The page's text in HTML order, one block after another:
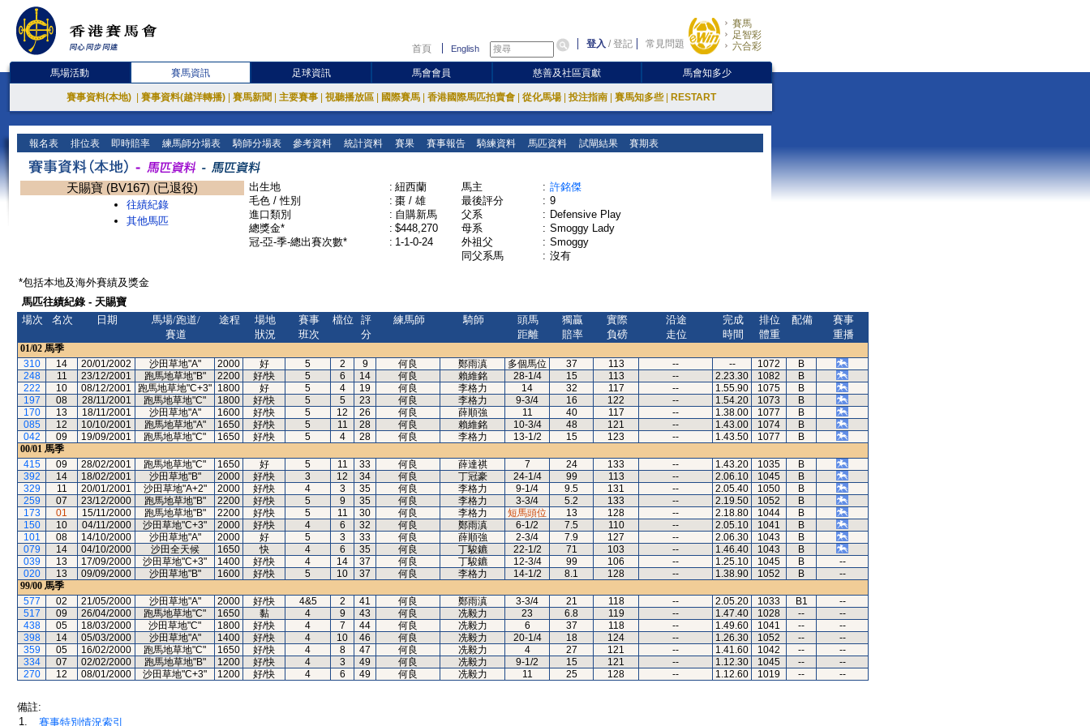
首頁 English 登入 /登記 常見問題
賽馬
足智彩
六合彩
馬場活動 賽馬資訊 足球資訊 馬會會員 慈善及社區貢獻 馬會知多少
賽事資料(本地) 賽事資料(越洋轉播) 賽馬新聞 主要賽事 視聽播放區 國際賽馬 香港國際馬匹拍賣會 從化馬場 投注指南 賽馬知多些 RESTART
報名表 排位表 即時賠率 練馬師分場表 騎師分場表 參考資料 統計資料 賽果 賽事報告 騎練資料 馬匹資料 試閘結果 賽期表
天賜寶 (BV167) (已退役)
往績紀錄
其他馬匹
出生地 : 紐西蘭
毛色 / 性別
: 棗 / 雄
進口類別
: 自購新馬
總獎金*
: $448,270
冠-亞-季-總出賽次數*
: 1-1-0-24
馬主 : 許銘傑
最後評分
: 9
父系
: Defensive Play
母系
: Smoggy Lady
外祖父
: Smoggy
同父系馬
: 沒有
*包括本地及海外賽績及獎金
馬匹往績紀錄 - 天賜寶
場次
名次 日期
馬場/跑道/
賽道
途程
場地
狀況
賽事
班次
檔位
評
分
練馬師 騎師
頭馬
距離
獨贏
賠率
實際
負磅
沿途
走位
完成
時間
排位
體重
配備
賽事
重播
01/02 馬季
310
14 20/01/2002 沙田草地"A" 2000 好 5 2 9 何良 鄭雨滇 多個馬位 37 113 -- -- 1072
B
248
11 23/12/2001 跑馬地草地"B" 2200 好/快 5 6 14 何良 賴維銘 28-1/4 15 113 -- 2.23.30 1082
B
222
10 08/12/2001 跑馬地草地"C+3" 1800 好 5 4 19 何良 李格力 14 32 117 -- 1.55.90 1075
B
197
08 28/11/2001 跑馬地草地"C" 1800 好/快 5 5 23 何良 李格力 9-3/4 16 122 -- 1.54.20 1073
B
170
13 18/11/2001 沙田草地"A" 1600 好/快 5 12 26 何良 薛順強 11 40 117 -- 1.38.00 1077
B
085
12 10/10/2001 跑馬地草地"A" 1650 好/快 5 11 28 何良 賴維銘 10-3/4 48 121 -- 1.43.00 1074
B
042
09 19/09/2001 跑馬地草地"C" 1650 好/快 5 4 28 何良 李格力 13-1/2 15 123 -- 1.43.50 1077
B
00/01 馬季
415
09 28/02/2001 跑馬地草地"C" 1650 好 5 11 33 何良 薛達祺 7 24 133 -- 1.43.20 1035
B
392
14 18/02/2001 沙田草地"B" 2000 好/快 3 12 34 何良 丁冠豪 24-1/4 99 113 -- 2.06.10 1045
B
329
11 20/01/2001 沙田草地"A+2" 2000 好/快 4 3 35 何良 李格力 9-1/4 9.5 131 -- 2.05.40 1050
B
259
07 23/12/2000 跑馬地草地"B" 2200 好/快 5 9 35 何良 李格力 3-3/4 5.2 133 -- 2.19.50 1052
B
173
01 15/11/2000 跑馬地草地"B" 2200 好/快 5 11 30 何良 李格力 短馬頭位 13 128 -- 2.18.80 1044
B
150
10 04/11/2000 沙田草地"C+3" 2000 好/快 4 6 32 何良 鄭雨滇 6-1/2 7.5 110 -- 2.05.10 1041
B
101
08 14/10/2000 沙田草地"A" 2000 好 5 3 33 何良 薛順強 2-3/4 7.9 127 -- 2.06.30 1043
B
079
14 04/10/2000 沙田全天候 1650 快 4 6 35 何良 丁駿鑣 22-1/2 71 103 -- 1.46.40 1043
B
039
13 17/09/2000 沙田草地"C+3" 1400 好/快 4 14 37 何良 丁駿鑣 12-3/4 99 106 -- 1.25.10 1045 B
--
020
13 09/09/2000 沙田草地"B" 1600 好/快 5 10 37 何良 李格力 14-1/2 8.1 128 -- 1.38.90 1052 B
--
99/00 馬季
577
02 21/05/2000 沙田草地"A" 2000 好/快 4&5 2 41 何良 鄭雨滇 3-3/4 21 118 -- 2.05.20 1033 B1
--
517
09 26/04/2000 跑馬地草地"C" 1650 黏 4 9 43 何良 冼毅力 23 6.8 119 -- 1.47.40 1028 --
--
438
05 18/03/2000 沙田草地"C" 1800 好/快 4 7 44 何良 冼毅力 6 37 118 -- 1.49.60 1041 --
--
398
14 05/03/2000 沙田草地"A" 1400 好/快 4 10 46 何良 冼毅力 20-1/4 18 124 -- 1.26.30 1052 --
--
359
05 16/02/2000 跑馬地草地"C" 1650 好/快 4 8 47 何良 冼毅力 4 27 121 -- 1.41.60 1042 --
--
334
07 02/02/2000 跑馬地草地"B" 1200 好/快 4 3 49 何良 冼毅力 9-1/2 15 121 -- 1.12.30 1045 --
--
270
12 08/01/2000 沙田草地"C+3" 1200 好/快 4 6 49 何良 冼毅力 11 25 128 -- 1.12.60 1019 -- --
備註:
1.
賽事特別情況索引